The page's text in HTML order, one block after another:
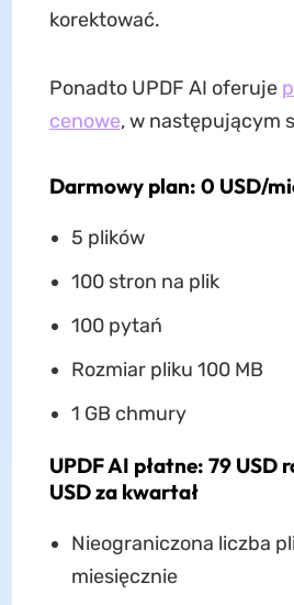
korektować.
Ponadto UPDF AI oferuje
cenowe, w następującym
Darmowy plan: 0 USD/
5 plików
100 stron na plik
100 pytań
Rozmiar pliku 100 MB
1 GB chmury
UPDF AI płatne: 79 USD
USD za kwartał
Nieograniczona liczba
miesięcznie